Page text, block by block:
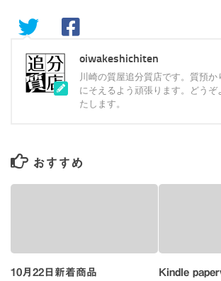
oiwakeshichiten
川崎の質屋追分質店です。質預か
にそえるよう頑張ります。どうぞ
たします。
おすすめ
10月22日新着商品
Kindle